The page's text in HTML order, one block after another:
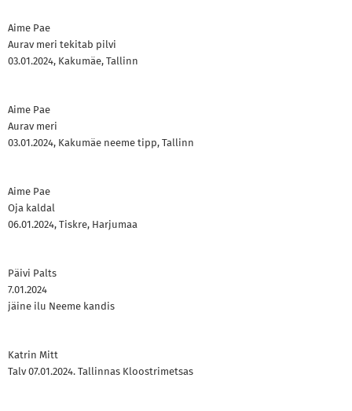
Aime Pae
Aurav meri tekitab pilvi
03.01.2024, Kakumäe, Tallinn
Aime Pae
Aurav meri
03.01.2024, Kakumäe neeme tipp, Tallinn
Aime Pae
Oja kaldal
06.01.2024, Tiskre, Harjumaa
Päivi Palts
7.01.2024
jäine ilu Neeme kandis
Katrin Mitt
Talv 07.01.2024. Tallinnas Kloostrimetsas